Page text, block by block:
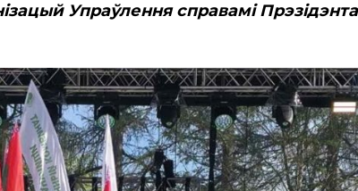
Упраўлення справамі Прэзідэнта